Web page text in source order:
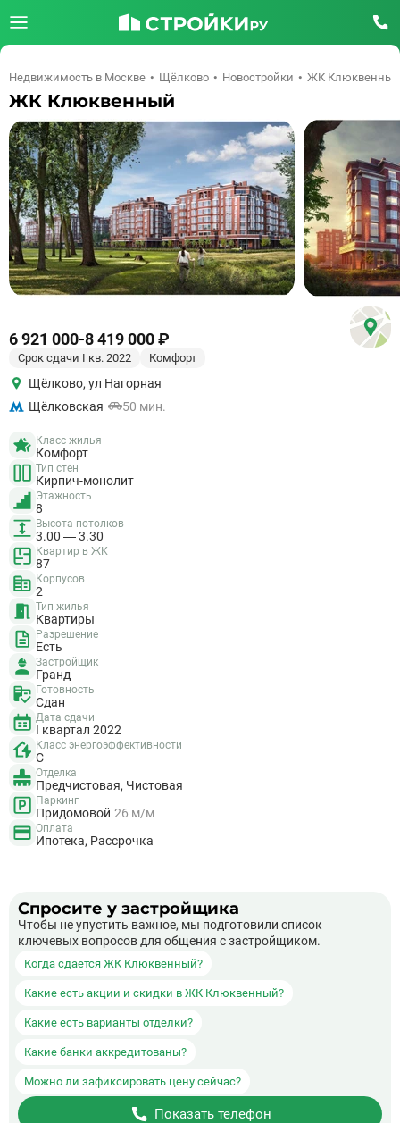
Недвижимость в Москве Щёлково Новостройки ЖК Клюквенный
ЖК Клюквенный
6 921 000-8 419 000 ₽
Срок сдачи I кв. 2022 Комфорт
Щёлково, ул Нагорная
Щёлковская
50 мин.
Класс жилья
Комфорт
Тип стен
Кирпич-монолит
Этажность
8
Высота потолков
3.00 — 3.30
Квартир в ЖК
87
Корпусов
2
Тип жилья
Квартиры
Разрешение
Есть
Застройщик
Гранд
Готовность
Сдан
Дата сдачи
I квартал 2022
Класс энергоэффективности
C
Отделка
Предчистовая, Чистовая
Паркинг
Придомовой 26 м/м
Оплата
Ипотека, Рассрочка
Спросите у застройщика
Чтобы не упустить важное, мы подготовили список
ключевых вопросов для общения с застройщиком.
Когда сдается ЖК Клюквенный?
Какие есть акции и скидки в ЖК Клюквенный?
Какие есть варианты отделки?
Какие банки аккредитованы?
Можно ли зафиксировать цену сейчас?
Показать телефон